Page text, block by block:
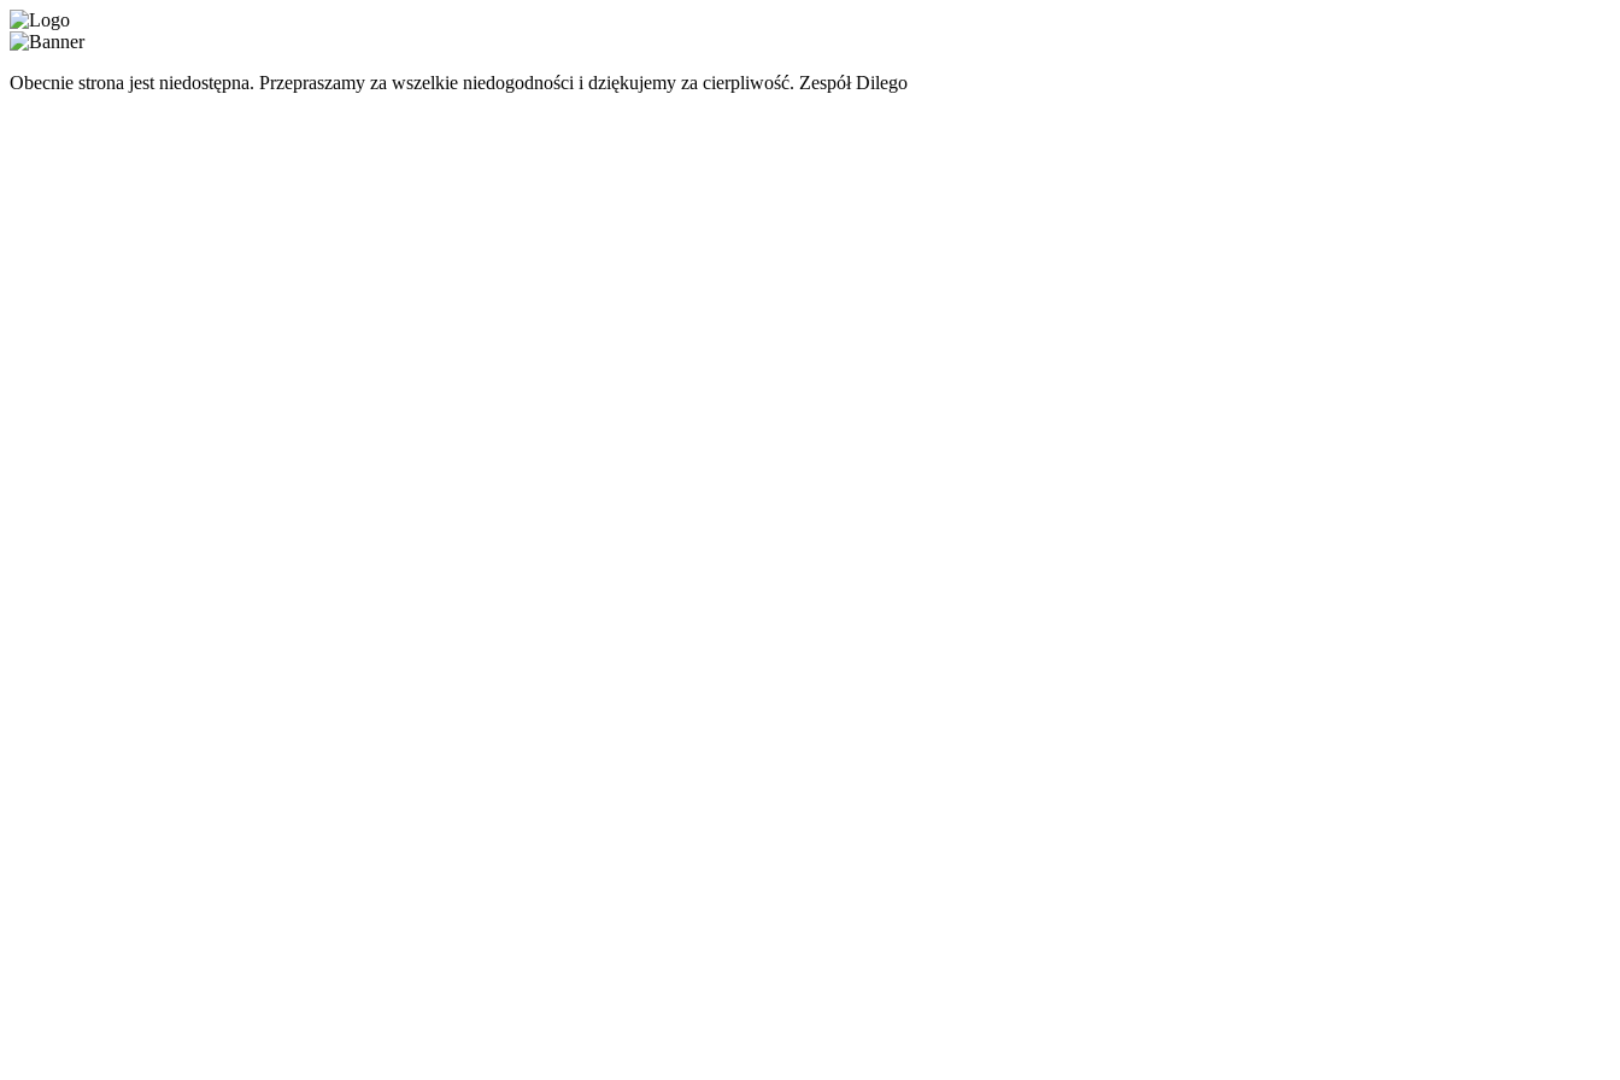
Obecnie strona jest niedostępna. Przepraszamy za wszelkie niedogodności i dziękujemy za cierpliwość. Zespół Dilego